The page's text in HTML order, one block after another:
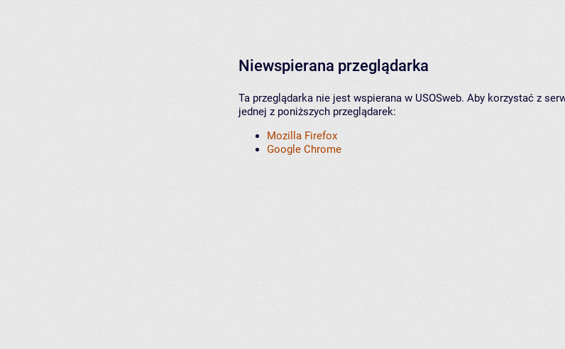
Niewspierana przeglądarka
Ta przeglądarka nie jest wspierana w USOSweb. Aby korzystać z
jednej z poniższych przeglądarek:
Mozilla Firefox
Google Chrome